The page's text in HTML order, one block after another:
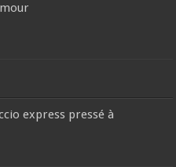
express pressé à